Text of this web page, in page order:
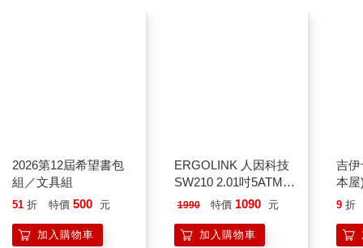
2026第12屆希望書包
組／文具組
51 折 特價 500 元
加入購物車
ERGOLINK 人因科技
SW210 2.01吋5ATM游
泳心率血氧藍牙通話腕
1990 特價 1090 元
加入購物車
吉
本屋
9 折